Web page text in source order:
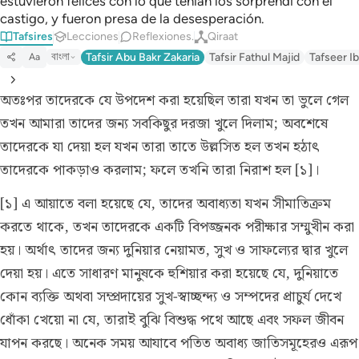
castigo, y fueron presa de la desesperación.
Tafsires Lecciones Reflexiones. Qiraat
Aa বাংলা Tafsir Abu Bakr Zakaria Tafsir Fathul Majid Tafseer
অতঃপর তাদেরকে যে উপদেশ করা হয়েছিল তারা যখন তা ভুলে গেল
তখন আমারা তাদের জন্য সবকিছুর দরজা খুলে দিলাম; অবশেষে
তাদেরকে যা দেয়া হল যখন তারা তাতে উল্লসিত হল তখন হঠাৎ
তাদেরকে পাকড়াও করলাম; ফলে তখনি তারা নিরাশ হল [১]।
[১] এ আয়াতে বলা হয়েছে যে, তাদের অবাধ্যতা যখন সীমাতিক্রম
করতে থাকে, তখন তাদেরকে একটি বিপজ্জনক পরীক্ষার সম্মুখীন করা
হয়। অর্থাৎ তাদের জন্য দুনিয়ার নেয়ামত, সুখ ও সাফল্যের দ্বার খুলে
দেয়া হয়। এতে সাধারণ মানুষকে হুশিয়ার করা হয়েছে যে, দুনিয়াতে
কোন ব্যক্তি অথবা সম্প্রদায়ের সুখ-স্বাচ্ছন্দ্য ও সম্পদের প্রাচুর্য দেখে
ধোঁকা খেয়ো না যে, তারাই বুঝি বিশুদ্ধ পথে আছে এবং সফল জীবন
যাপন করছে। অনেক সময় আযাবে পতিত অবাধ্য জাতিসমূহেরও এরূপ